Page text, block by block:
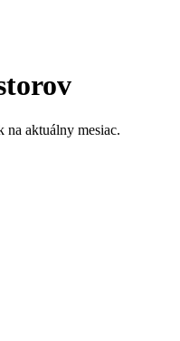
na aktuálny mesiac.